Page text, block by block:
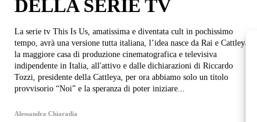
DELLA SERIE TV
La serie tv This Is Us, amatissima e diventata cult in pochissimo
tempo, avrà una versione tutta italiana, l’idea nasce da Rai e Cattleya,
la maggiore casa di produzione cinematografica e televisiva
indipendente in Italia, all'attivo e dalle dichiarazioni di Riccardo
Tozzi, presidente della Cattleya, per ora abbiamo solo un titolo
provvisorio “Noi” e la speranza di poter iniziare...
Alessandra Chiaradia